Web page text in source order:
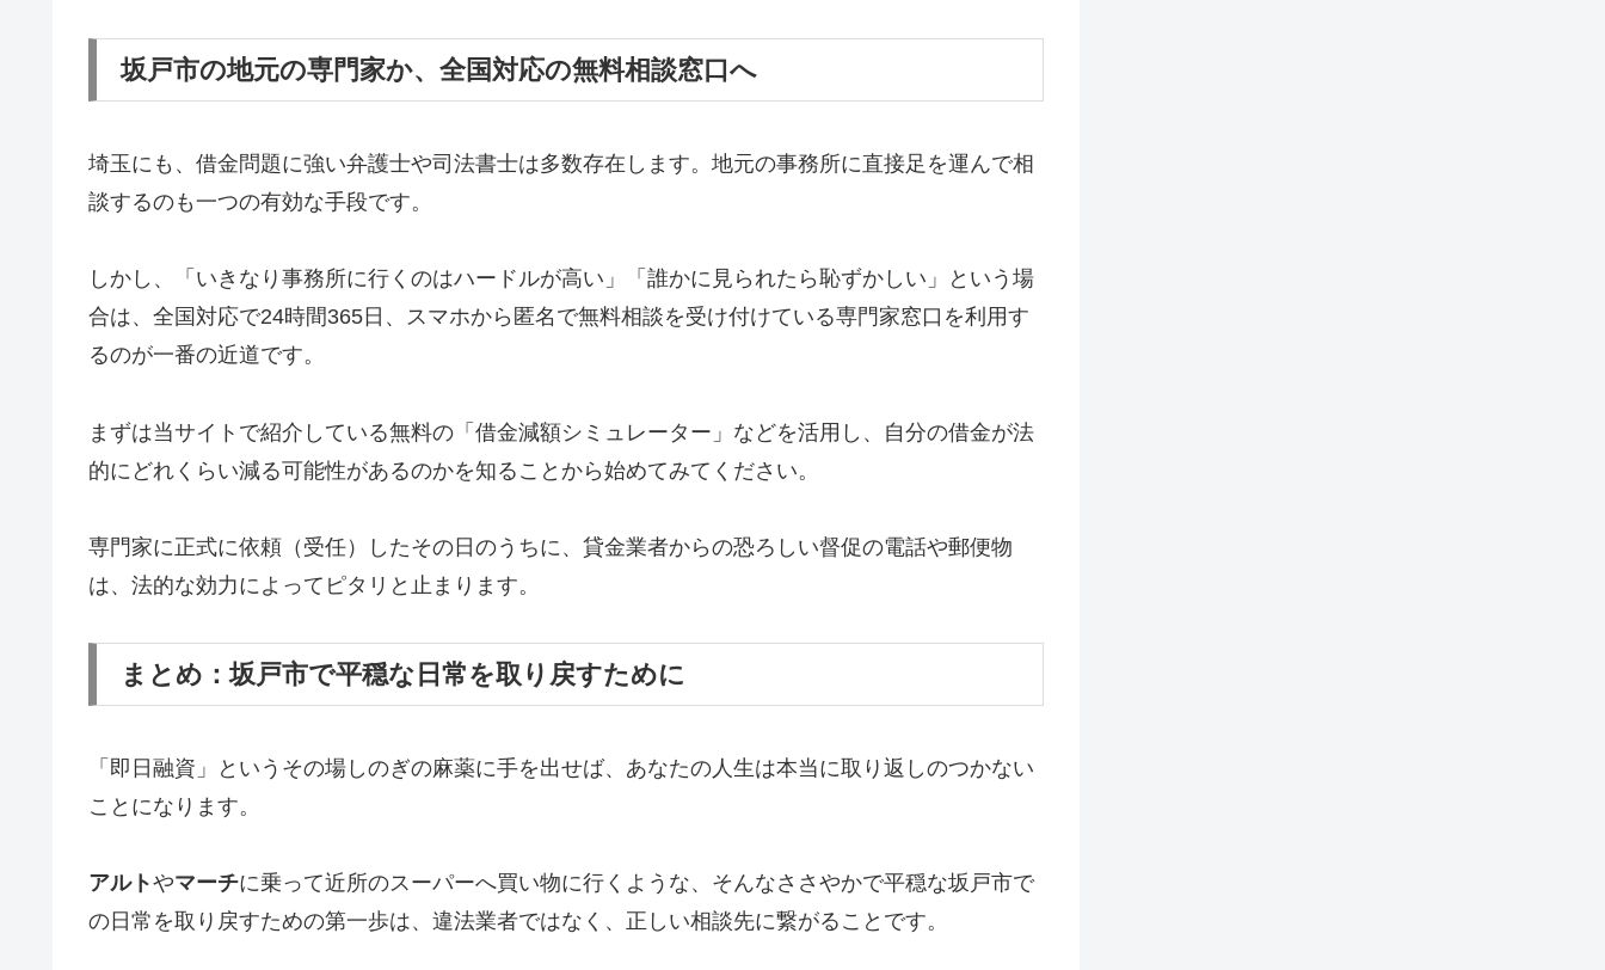
坂戸市の地元の専門家か、全国対応の無料相談窓口へ
埼玉にも、借金問題に強い弁護士や司法書士は多数存在します。地元の事務所に直接足を運んで相
談するのも一つの有効な手段です。
しかし、「いきなり事務所に行くのはハードルが高い」「誰かに見られたら恥ずかしい」という場
合は、全国対応で24時間365日、スマホから匿名で無料相談を受け付けている専門家窓口を利用す
るのが一番の近道です。
まずは当サイトで紹介している無料の「借金減額シミュレーター」などを活用し、自分の借金が法
的にどれくらい減る可能性があるのかを知ることから始めてみてください。
専門家に正式に依頼（受任）したその日のうちに、貸金業者からの恐ろしい督促の電話や郵便物
は、法的な効力によってピタリと止まります。
まとめ：坂戸市で平穏な日常を取り戻すために
「即日融資」というその場しのぎの麻薬に手を出せば、あなたの人生は本当に取り返しのつかない
ことになります。
アルトやマーチに乗って近所のスーパーへ買い物に行くような、そんなささやかで平穏な坂戸市で
の日常を取り戻すための第一歩は、違法業者ではなく、正しい相談先に繋がることです。